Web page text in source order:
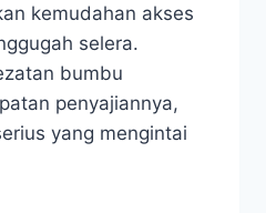
kemudahan akses
selera.
bumbu
penyajiannya,
yang mengintai